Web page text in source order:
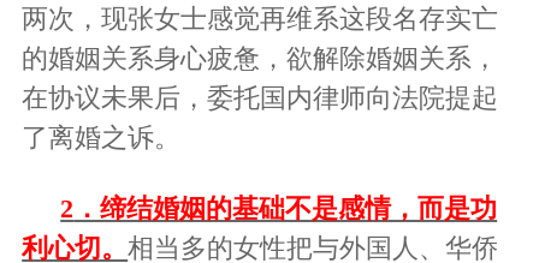
两次，现张女士感觉再维系这段名存实亡
的婚姻关系身心疲惫，欲解除婚姻关系，
在协议未果后，委托国内律师向法院提起
了离婚之诉。
2 ．缔结婚姻的基础不是感情，而是功
利心切。相当多的女性把与外国人、华侨